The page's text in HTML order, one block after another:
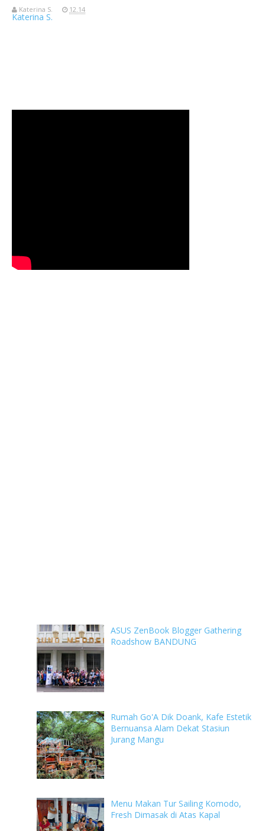
Katerina S. 12.14
Katerina S.
ASUS ZenBook Blogger Gathering
Roadshow BANDUNG
Rumah Go'A Dik Doank, Kafe Estetik
Bernuansa Alam Dekat Stasiun
Jurang Mangu
Menu Makan Tur Sailing Komodo,
Fresh Dimasak di Atas Kapal